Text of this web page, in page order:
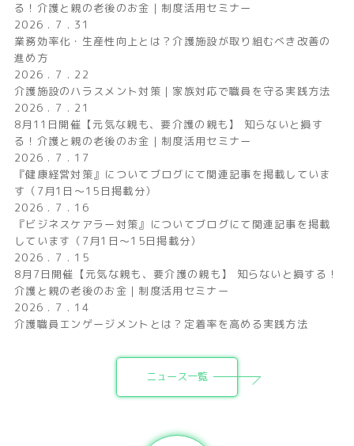
る！介護と親の老後のお金｜制度活用セミナー
2026 . 7 . 31
業務効率化・生産性向上とは？介護施設が取り組むべき改善の
進め方
2026 . 7 . 22
介護施設のハラスメント対策｜家族対応で職員を守る実践方法
2026 . 7 . 21
8月11日開催【元気な親も、要介護の親も】 知らないと損す
る！介護と親の老後のお金｜制度活用セミナー
2026 . 7 . 17
『健康経営対策』についてブログにて関連記事を掲載していま
す（7月1日〜15日掲載分）
2026 . 7 . 16
『ビジネスケアラー対策』についてブログにて関連記事を掲載
しています（7月1日〜15日掲載分）
2026 . 7 . 15
8月7日開催【元気な親も、要介護の親も】 知らないと損する！
介護と親の老後のお金｜制度活用セミナー
2026 . 7 . 14
介護職員エンゲージメントとは？定着率を高める実践方法
ニュース一覧